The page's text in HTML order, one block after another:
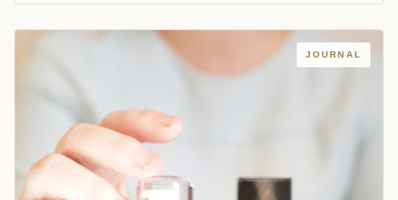
JOURNAL